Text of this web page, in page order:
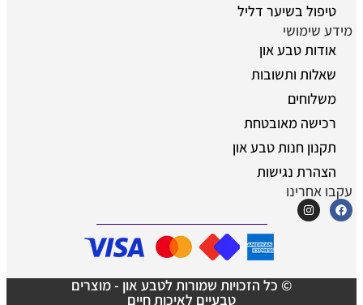
טיפול בשיער דליל
מידע שימושי
אודות טבע און
שאלות ותשובות
משלוחים
רכישה מאובטחת
תקנון חנות טבע און
הצהרת נגישות
עקבו אחרינו
© כל הזכויות שמורות לטבע און - מוצרים
טבעיים לאיכות חיים